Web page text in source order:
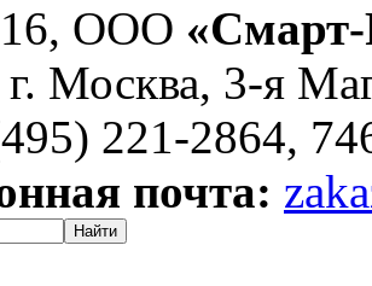
ООО
Москва, 3-я
221-2864,
почта:
Найти